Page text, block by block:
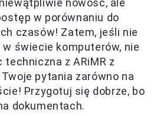
nowość, ale
w porównaniu do
czasów! Zatem, jeśli nie
świecie komputerów, nie
techniczna z ARiMR z
pytania zarówno na
Przygotuj się dobrze, bo
dokumentach.